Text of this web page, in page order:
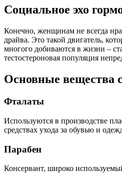
Социальное эхо
Конечно, женщинам не всегда
драйва. Это такой двигатель,
многого добиваются в жизни –
тестостероновая популяция
Основные вещества
Фталаты
Используются в производстве
средствах ухода за обувью и
Парабен
Консервант, широко